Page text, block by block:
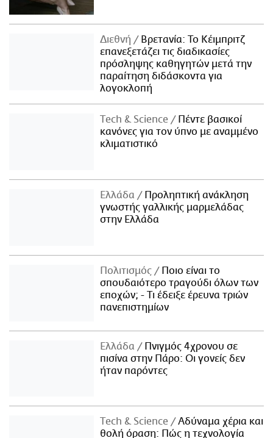
Διεθνή
Βρετανία: Το Κέιμπριτζ
επανεξετάζει τις διαδικασίες
πρόσληψης καθηγητών μετά την
παραίτηση διδάσκοντα για
λογοκλοπή
Τech & Science
Πέντε βασικοί
κανόνες για τον ύπνο με αναμμένο
κλιματιστικό
Ελλάδα
Προληπτική ανάκληση
γνωστής γαλλικής μαρμελάδας
στην Ελλάδα
Πολιτισμός
Ποιο είναι το
σπουδαιότερο τραγούδι όλων των
εποχών; - Τι έδειξε έρευνα τριών
πανεπιστημίων
Ελλάδα
Πνιγμός 4χρονου σε
πισίνα στην Πάρο: Οι γονείς δεν
ήταν παρόντες
Τech & Science
Αδύναμα χέρια και
θολή όραση: Πώς η τεχνολογία